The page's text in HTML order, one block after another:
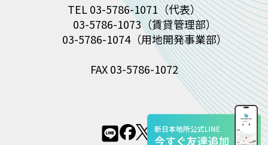
TEL03-5786-1071（代表）
03-5786-1073（賃貸管理部）
03-5786-1074（用地開発事業部）
FAX 03-5786-1072